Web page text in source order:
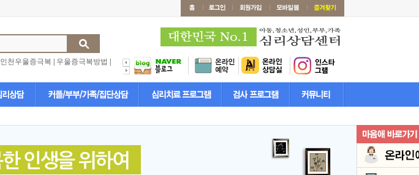
인천우울증극복 우울증극복방법